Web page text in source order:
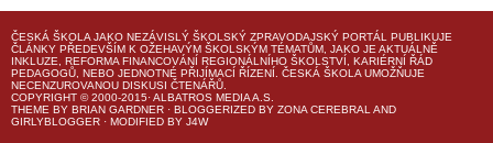
ČESKÁ ŠKOLA JAKO NEZÁVISLÝ ŠKOLSKÝ ZPRAVODAJSKÝ PORTÁL PUBLIKUJE
ČLÁNKY PŘEDEVŠÍM K OŽEHAVÝM ŠKOLSKÝM TÉMATŮM, JAKO JE AKTUÁLNĚ
INKLUZE, REFORMA FINANCOVÁNÍ REGIONÁLNÍHO ŠKOLSTVÍ, KARIÉRNÍ ŘÁD
PEDAGOGŮ, NEBO JEDNOTNÉ PŘIJÍMACÍ ŘÍZENÍ. ČESKÁ ŠKOLA UMOŽŇUJE
NECENZUROVANOU DISKUSI ČTENÁŘŮ.
COPYRIGHT © 2000-2015· ALBATROS MEDIA A.S.
THEME BY BRIAN GARDNER · BLOGGERIZED BY ZONA CEREBRAL AND
GIRLYBLOGGER · MODIFIED BY J4W